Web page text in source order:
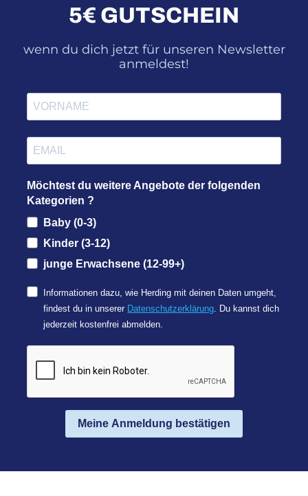
5€ GUTSCHEIN
wenn du dich jetzt für unseren Newsletter
anmeldest!
Möchtest du weitere Angebote der folgenden
Kategorien ?
Baby (0-3)
Kinder (3-12)
junge Erwachsene (12-99+)
Informationen dazu, wie Herding mit deinen Daten umgeht,
findest du in unserer Datenschutzerklärung . Du kannst dich
jederzeit kostenfrei abmelden.
Meine Anmeldung bestätigen